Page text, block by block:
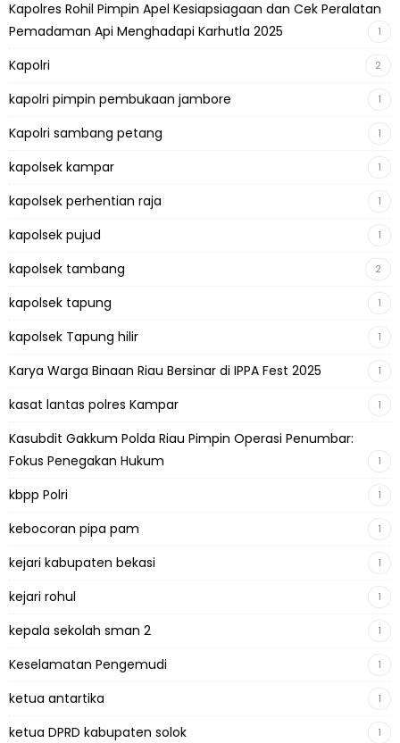
Kapolres Rohil Pimpin Apel Kesiapsiagaan dan Cek Peralatan
Pemadaman Api Menghadapi Karhutla 2025
1
Kapolri 2
kapolri pimpin pembukaan jambore 1
Kapolri sambang petang 1
kapolsek kampar 1
kapolsek perhentian raja 1
kapolsek pujud 1
kapolsek tambang 2
kapolsek tapung 1
kapolsek Tapung hilir 1
Karya Warga Binaan Riau Bersinar di IPPA Fest 2025 1
kasat lantas polres Kampar 1
Kasubdit Gakkum Polda Riau Pimpin Operasi Penumbar:
Fokus Penegakan Hukum
1
kbpp Polri 1
kebocoran pipa pam 1
kejari kabupaten bekasi 1
kejari rohul 1
kepala sekolah sman 2 1
Keselamatan Pengemudi 1
ketua antartika 1
ketua DPRD kabupaten solok 1